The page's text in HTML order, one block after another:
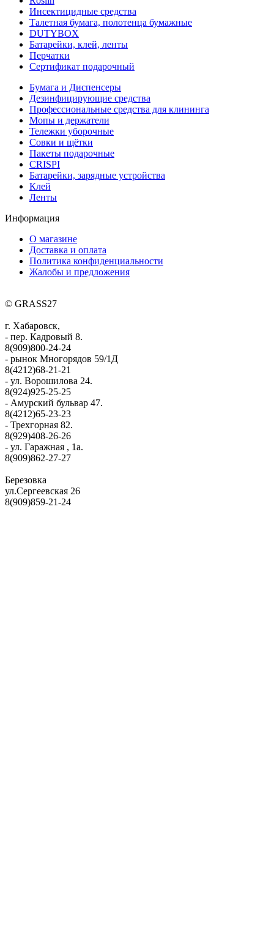
Инсектицидные средства
Талетная бумага, полотенца бумажные
DUTYBOX
Батарейки, клей, ленты
Перчатки
Сертификат подарочный
Бумага и Диспенсеры
Дезинфицирующие средства
Профессиональные средства для клининга
Мопы и держатели
Тележки уборочные
Совки и щётки
Пакеты подарочные
CRISPI
Батарейки, зарядные устройства
Клей
Ленты
Информация
О магазине
Доставка и оплата
Политика конфиденциальности
Жалобы и предложения
© GRASS27
г. Хабаровск,
- пер. Кадровый 8.
8(909)800-24-24
- рынок Многорядов 59/1Д
8(4212)68-21-21
- ул. Ворошилова 24.
8(924)925-25-25
- Амурский бульвар 47.
8(4212)65-23-23
- Трехгорная 82.
8(929)408-26-26
- ул. Гаражная , 1а.
8(909)862-27-27
Березовка
ул.Сергеевская 26
8(909)859-21-24